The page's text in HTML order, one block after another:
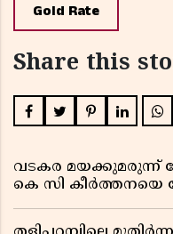
Gold Rate
Share this
വടകര മയക്കുമരുന്ന്
കെ സി കീർത്തനയെ